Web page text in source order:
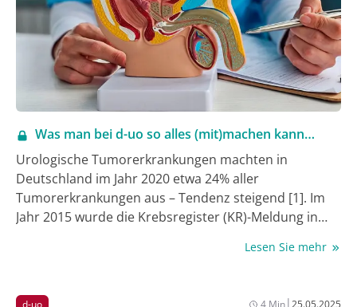
Was man bei d-uo so alles (mit)machen kann…
Urologische Tumorerkrankungen machten in
Deutschland im Jahr 2020 etwa 24% aller
Tumorerkrankungen aus – Tendenz steigend [1]. Im
Jahr 2015 wurde die Krebsregister (KR)-Meldung in
etwa 10 Urologen in Berlin und beschlossen im neu
(Vorgängerverein von d-uo) aktiv zu werden. Im
Lesen Sie mehr
d-uo 4 Min|25.05.2025